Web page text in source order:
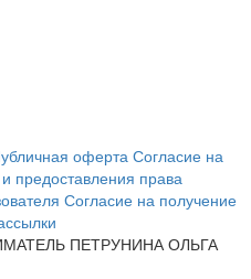
оферта Согласие на
предоставления права
Согласие на получение
ПЕТРУНИНА ОЛЬГА